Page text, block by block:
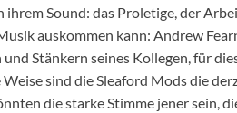
ihrem Sound: das Proletige, der
auskommen kann: Andrew
Stänkern seines Kollegen, für
Weise sind die Sleaford Mods die
die starke Stimme jener sein,